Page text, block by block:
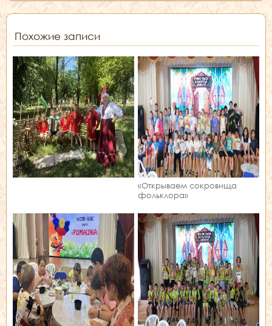
Похожие записи
«Открываем сокровища
фольклора»